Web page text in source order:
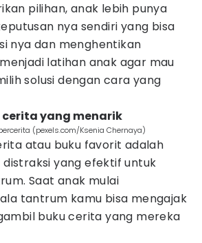
pilihan, anak lebih punya
nya sendiri yang bisa
nya dan menghentikan
latihan anak agar mau
solusi dengan cara yang
cerita yang menarik
(pexels.com/Ksenia Chernaya)
atau buku favorit adalah
yang efektif untuk
Saat anak mulai
tantrum kamu bisa mengajak
buku cerita yang mereka